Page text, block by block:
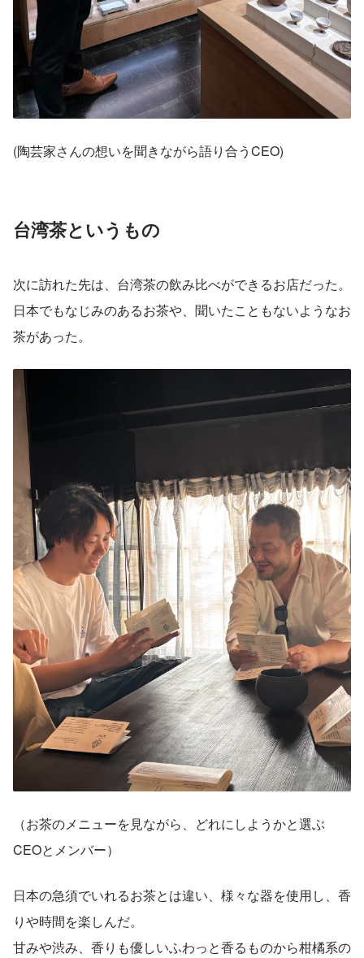
(陶芸家さんの想いを聞きながら語り合うCEO)
台湾茶というもの
次に訪れた先は、台湾茶の飲み比べができるお店だった。
日本でもなじみのあるお茶や、聞いたこともないようなお
茶があった。
（お茶のメニューを見ながら、どれにしようかと選ぶ
CEOとメンバー）
日本の急須でいれるお茶とは違い、様々な器を使用し、香
りや時間を楽しんだ。
甘みや渋み、香りも優しいふわっと香るものから柑橘系の